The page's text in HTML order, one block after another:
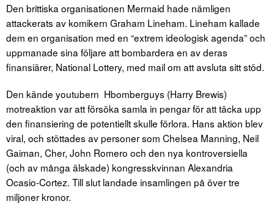
Den brittiska organisationen Mermaid hade nämligen
attackerats av komikern Graham Lineham. Lineham kallade
dem en organisation med en “extrem ideologisk agenda” och
uppmanade sina följare att bombardera en av deras
finansiärer, National Lottery, med mail om att avsluta sitt stöd.
Den kände youtubern Hbomberguys (Harry Brewis)
motreaktion var att försöka samla in pengar för att täcka upp
den finansiering de potentiellt skulle förlora. Hans aktion blev
viral, och stöttades av personer som Chelsea Manning, Neil
Gaiman, Cher, John Romero och den nya kontroversiella
(och av många älskade) kongresskvinnan Alexandria
Ocasio-Cortez. Till slut landade insamlingen på över tre
miljoner kronor.